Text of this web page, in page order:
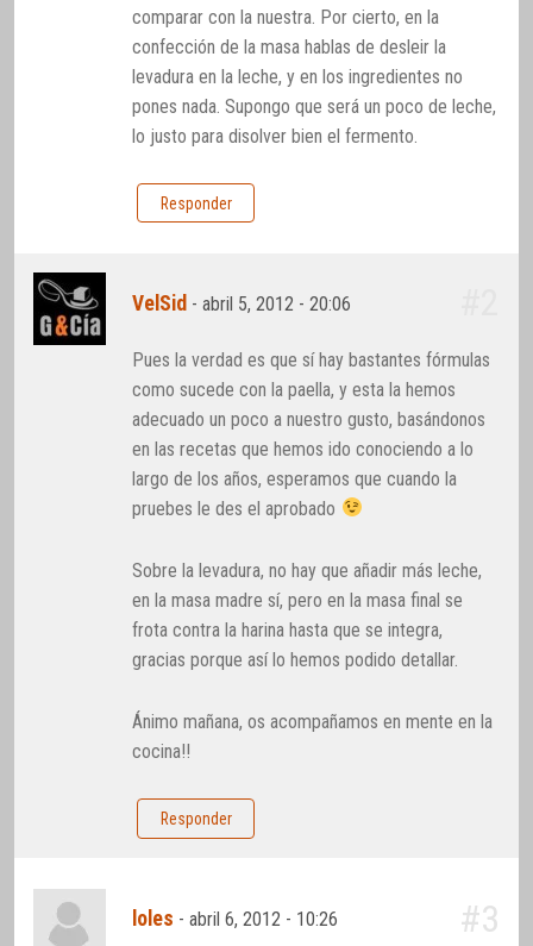
comparar con la nuestra. Por cierto, en la
confección de la masa hablas de desleir la
levadura en la leche, y en los ingredientes no
pones nada. Supongo que será un poco de leche,
lo justo para disolver bien el fermento.
Responder
VelSid -abril 5, 2012 - 20:06
Pues la verdad es que sí hay bastantes fórmulas
como sucede con la paella, y esta la hemos
adecuado un poco a nuestro gusto, basándonos
en las recetas que hemos ido conociendo a lo
largo de los años, esperamos que cuando la
pruebes le des el aprobado
Sobre la levadura, no hay que añadir más leche,
en la masa madre sí, pero en la masa final se
frota contra la harina hasta que se integra,
gracias porque así lo hemos podido detallar.
Ánimo mañana, os acompañamos en mente en la
cocina!!
Responder
loles -abril 6, 2012 - 10:26 #3